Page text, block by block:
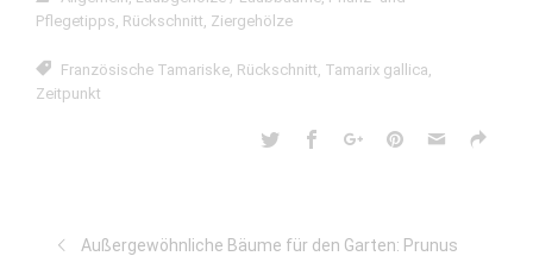
Pflegetipps, Rückschnitt, Ziergehölze
Französische Tamariske, Rückschnitt, Tamarix gallica,
Zeitpunkt
Außergewöhnliche Bäume für den Garten: Prunus